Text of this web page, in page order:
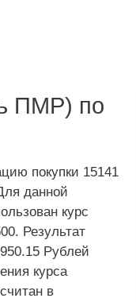
ПМР) по
покупки 15141
данной
курс
Результат
Рублей
курса
в